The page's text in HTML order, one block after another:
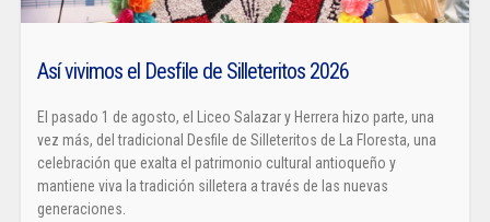
Así vivimos el Desfile de Silleteritos 2026
El pasado 1 de agosto, el Liceo Salazar y Herrera hizo parte, una
vez más, del tradicional Desfile de Silleteritos de La Floresta, una
celebración que exalta el patrimonio cultural antioqueño y
mantiene viva la tradición silletera a través de las nuevas
generaciones.